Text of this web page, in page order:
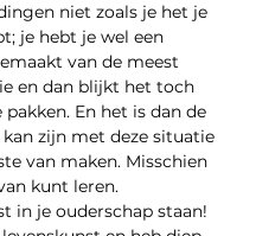
niet zoals je het je
je hebt je wel een
van de meest
en dan blijkt het toch
En het is dan de
zijn met deze situatie
van maken. Misschien
kunt leren.
in je ouderschap staan!